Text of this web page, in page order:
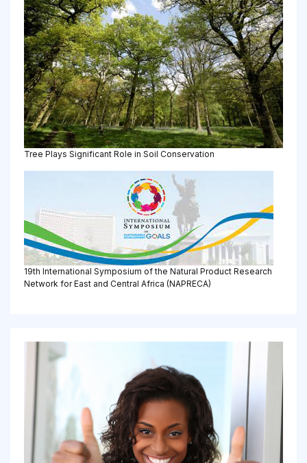
Tree Plays Significant Role in Soil Conservation
19th International Symposium of the Natural Product Research
Network for East and Central Africa (NAPRECA)